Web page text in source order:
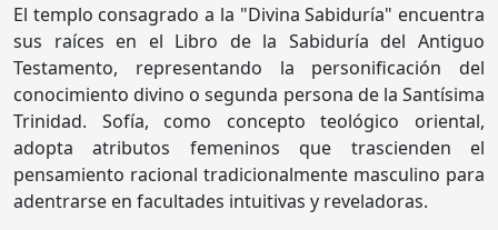
El templo consagrado a la "Divina Sabiduría" encuentra
sus raíces en el Libro de la Sabiduría del Antiguo
Testamento, representando la personificación del
conocimiento divino o segunda persona de la Santísima
Trinidad. Sofía, como concepto teológico oriental,
adopta atributos femeninos que trascienden el
pensamiento racional tradicionalmente masculino para
adentrarse en facultades intuitivas y reveladoras.